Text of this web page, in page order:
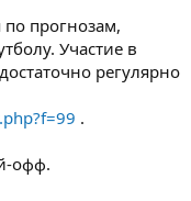
прогнозам,
Участие в
регулярно
.
офф.